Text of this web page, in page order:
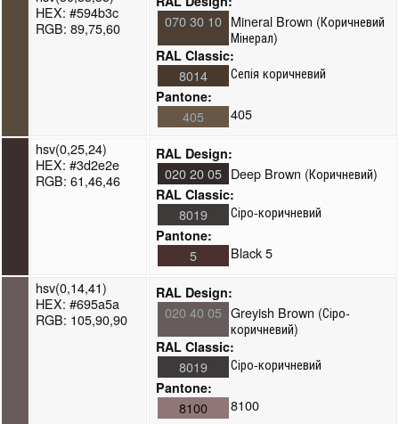
HEX: #594b3c
RGB: 89,75,60
070 30 10 Mineral Brown (Коричневий
Мінерал)
RAL Classic:
8014 Сепія коричневий
Pantone:
405
405
hsv(0,25,24)
HEX: #3d2e2e
RGB: 61,46,46
RAL Design:
020 20 05 Deep Brown (Коричневий)
RAL Classic:
8019 Сіро-коричневий
Pantone:
5
Black 5
hsv(0,14,41)
HEX: #695a5a
RGB: 105,90,90
RAL Design:
020 40 05 Greyish Brown (Сіро-
коричневий)
RAL Classic:
8019 Сіро-коричневий
Pantone:
8100
8100